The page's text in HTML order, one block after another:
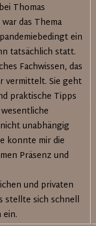
Thomas
das Thema
ein
tatsächlich statt.
Fachwissen, das
vermittelt. Sie geht
praktische Tipps
unabhängig
konnte mir die
Präsenz und
und privaten
stellte sich schnell